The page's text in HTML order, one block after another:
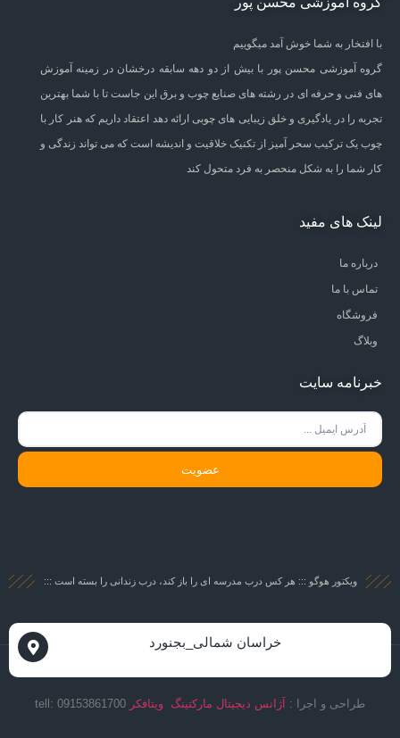
با افتخار به شما خوش آمد میگوییم
گروه آموزشی محسن پور با بیش از دو دهه سابقه درخشان در زمینه آموزش
های فنی و حرفه ای در رشته های صنایع چوب و برق این جاست تا با شما بهترین
تجربه را در یادگیری و خلق زیبایی های چوبی ارائه دهد اعتقاد داریم که هنر کار با
چوب یک ترکیب سحر آمیز از تکنیک خلاقیت و اندیشه است که می تواند زندگی و
کار شما را به شکل منحصر به فرد متحول کند
لینک های مفید
درباره ما
تماس با ما
فروشگاه
وبلاگ
خبرنامه سایت
عضویت
ویکتور هوگو ::: هر کس درب مدرسه ای را باز کند، درب زندانی را بسته است :::
خراسان شمالی_بجنورد
طراحی و اجرا : آژانس دیجیتال مارکتینگ ویتافکر